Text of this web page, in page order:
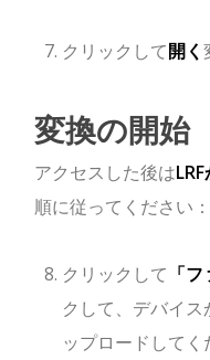
クリックして開く
変換の開始
アクセスした後は
順に従ってください：
クリックして 「
クして、デバイ
ップロードしてく